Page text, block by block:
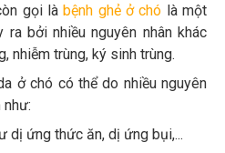
gọi làbệnh ghẻ ở chó là một
ra bởi nhiều nguyên nhân khác
nhiễm trùng, ký sinh trùng.
ở chó có thể do nhiều nguyên
như:
dị ứng thức ăn, dị ứng bụi,...